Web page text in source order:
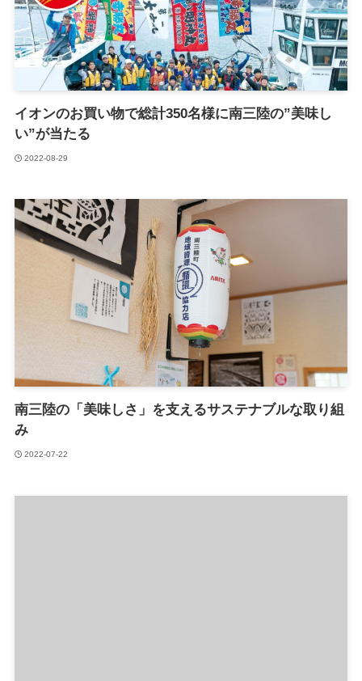
イオンのお買い物で総計350名様に南三陸の”美味し
い”が当たる
2022-08-29
南三陸の「美味しさ」を支えるサステナブルな取り組
み
2022-07-22